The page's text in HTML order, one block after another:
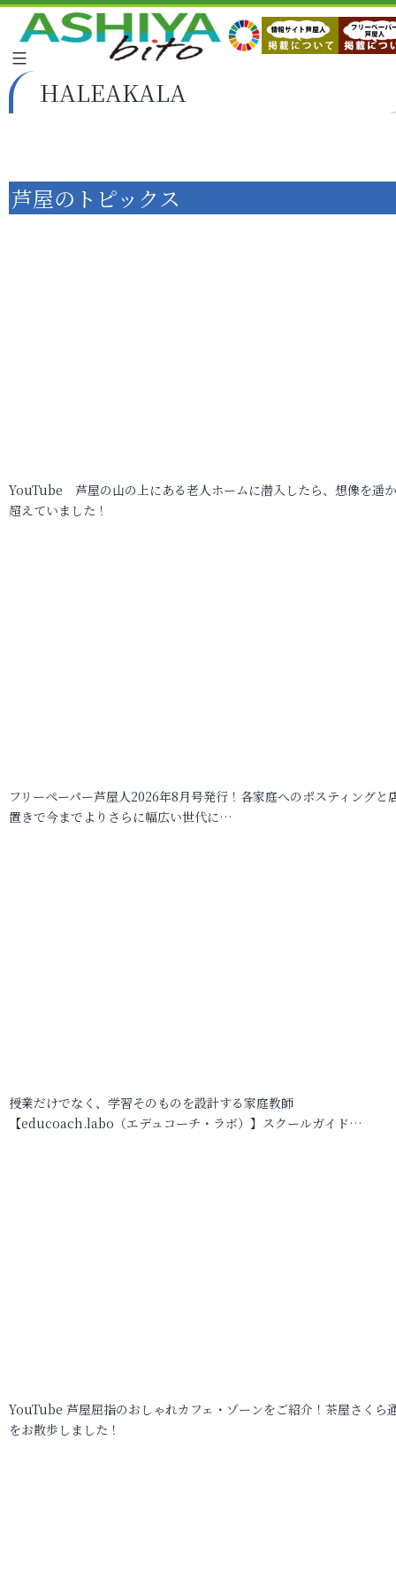
HALEAKALA
芦屋のトピックス
YouTube 芦屋の山の上にある老人ホームに潜入したら、想像を遥
超えていました！
フリーペーパー芦屋人2026年8月号発行！各家庭へのポスティングと
置きで今までよりさらに幅広い世代に…
授業だけでなく、学習そのものを設計する家庭教師
【educoach.labo（エデュコーチ・ラボ）】スクールガイド…
YouTube 芦屋屈指のおしゃれカフェ・ゾーンをご紹介！茶屋さくら
をお散歩しました！